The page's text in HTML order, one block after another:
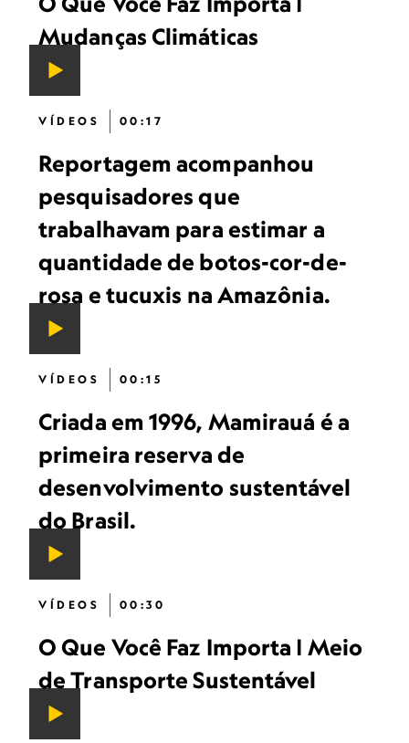
Mudanças Climáticas
VÍDEOS 00:17
Reportagem acompanhou
pesquisadores que
trabalhavam para estimar a
quantidade de botos-cor-de-
rosa e tucuxis na Amazônia.
VÍDEOS 00:15
Criada em 1996, Mamirauá é a
primeira reserva de
desenvolvimento sustentável
do Brasil.
VÍDEOS 00:30
O Que Você Faz Importa | Meio
de Transporte Sustentável